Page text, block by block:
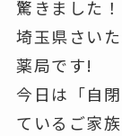
驚きました！
埼玉県さい
薬局です!
今日は 「自
ているご家族